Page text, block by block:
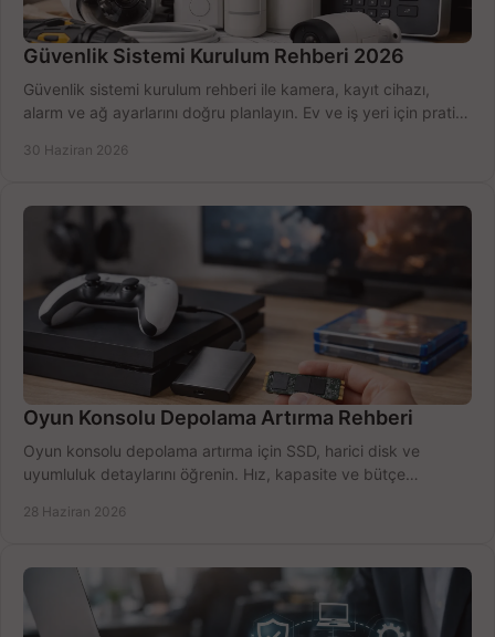
Güvenlik Sistemi Kurulum Rehberi 2026
Güvenlik sistemi kurulum rehberi ile kamera, kayıt cihazı,
alarm ve ağ ayarlarını doğru planlayın. Ev ve iş yeri için pratik
30 Haziran 2026
Oyun Konsolu Depolama Artırma Rehberi
Oyun konsolu depolama artırma için SSD, harici disk ve
uyumluluk detaylarını öğrenin. Hız, kapasite ve bütçe
28 Haziran 2026